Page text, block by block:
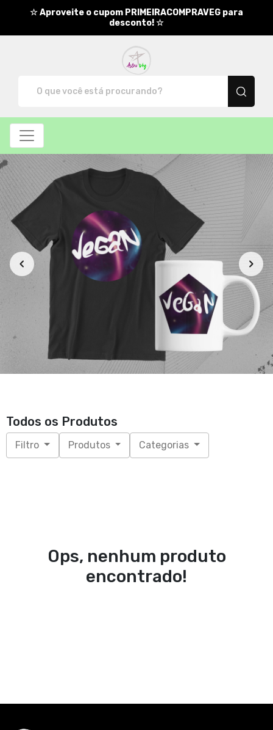
☆ Aproveite o cupom PRIMEIRACOMPRAVEG para
desconto! ☆
Todos os Produtos
Filtro Produtos Categorias
Ops, nenhum produto
encontrado!